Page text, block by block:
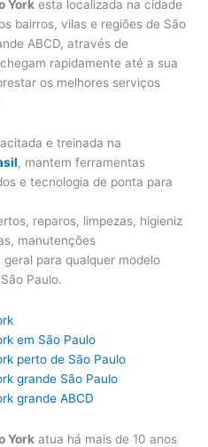
York esta localizada na cidade
bairros, vilas e regiões de São
ABCD, através de
rapidamente até a sua
os melhores serviços
e treinada na
, mantem ferramentas
e tecnologia de ponta para
reparos, limpezas, higieniz
manutenções
para qualquer modelo
Paulo.
em São Paulo
perto de São Paulo
grande São Paulo
grande ABCD
York atua há mais de 10 anos